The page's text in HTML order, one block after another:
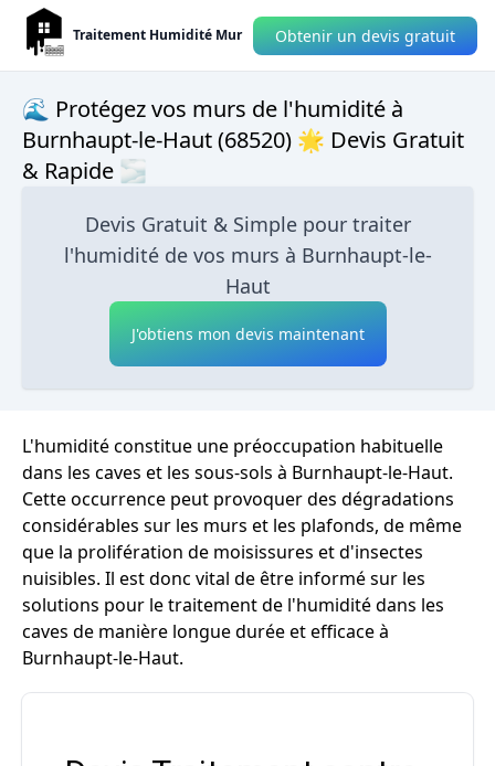
Traitement Humidité Mur Obtenir un devis gratuit
🌊 Protégez vos murs de l'humidité à
Burnhaupt-le-Haut (68520) 🌟 Devis Gratuit
& Rapide 🌫
Devis Gratuit & Simple pour traiter
l'humidité de vos murs à Burnhaupt-le-
Haut
J'obtiens mon devis maintenant
L'humidité constitue une préoccupation habituelle
dans les caves et les sous-sols à Burnhaupt-le-Haut.
Cette occurrence peut provoquer des dégradations
considérables sur les murs et les plafonds, de même
que la prolifération de moisissures et d'insectes
nuisibles. Il est donc vital de être informé sur les
solutions pour le traitement de l'humidité dans les
caves de manière longue durée et efficace à
Burnhaupt-le-Haut.